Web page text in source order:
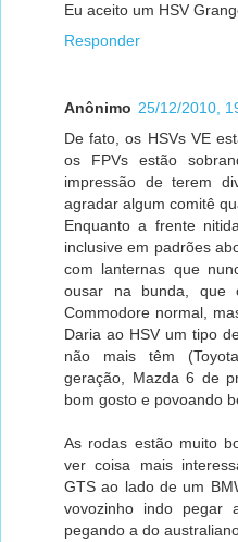
Eu aceito um HSV
Responder
Anônimo 25/12/2010,
De fato, os HSVs VE
os FPVs estão
impressão de terem
agradar algum comitê
Enquanto a frente
inclusive em padrões
com lanternas que
ousar na bunda, que
Commodore normal,
Daria ao HSV um tipo
não mais têm
geração, Mazda 6 de
bom gosto e povoando
As rodas estão muito
ver coisa mais
GTS ao lado de um
vovozinho indo
pegando a do